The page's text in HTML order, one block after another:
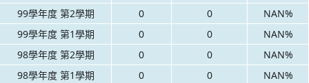
99學年度 第2學期
0 0
NAN%
99學年度 第1學期
0 0
NAN%
98學年度 第2學期
0 0
NAN%
98學年度 第1學期
0 0 NAN%